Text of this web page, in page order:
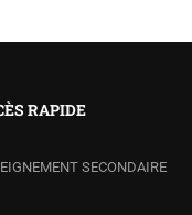
RAPIDE
SECONDAIRE